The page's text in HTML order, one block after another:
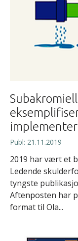
Publ: 21.11.2019
2019 har vært et
Ledende
tyngste
Aftenposten har
format til Ola...